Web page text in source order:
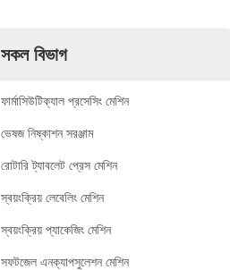
সকল বিভাগ
ফার্মাসিউটিক্যাল প্রসেসিং মেশিন
ভেষজ নিষ্কাশন সরঞ্জাম
রোটারি ট্যাবলেট প্রেস মেশিন
স্বয়ংক্রিয় লেবেলিং মেশিন
স্বয়ংক্রিয় প্যাকেজিং মেশিন
সফটজেল এনক্যাপসুলেশন মেশিন